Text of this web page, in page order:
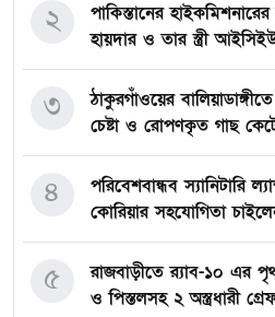
পাকিস্তানের
হায়দার ও তার স্ত্রী
২
ঠাকুরগাঁওয়ের
চেষ্টা ও রোপণকৃত গাছ
৩
পরিবেশবান্ধব স্যানিটারি
কোরিয়ার সহযোগিতা
৪
রাজবাড়ীতে র‍্যাব-১০ এর
ও পিস্তলসহ ২ অস্ত্রধারী
৫